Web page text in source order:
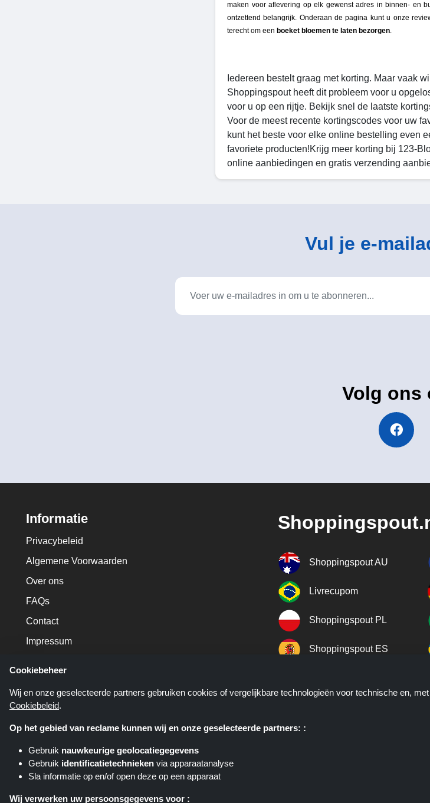
maken voor aflevering op elk gewenst adres in binnen- en
ontzettend belangrijk. Onderaan de pagina kunt u onze
terecht om een boeket bloemen te laten bezorgen.
Iedereen bestelt graag met korting. Maar vaak
Shoppingspout heeft dit probleem voor u
voor u op een rijtje. Bekijk snel de laatste
Voor de meest recente kortingscodes voor uw
kunt het beste voor elke online bestelling even
favoriete producten!Krijg meer korting bij 123-
online aanbiedingen en gratis verzending
Vul je e-
Volg ons
Informatie
Privacybeleid
Algemene Voorwaarden
Over ons
FAQs
Contact
Impressum
Shoppingspout AU
Livrecupom
Shoppingspout PL
Shoppingspout ES
Shoppingspout.nl is een website die u deals, kortingen en kortingscodes
Cookiebeheer
Wij en onze geselecteerde partners gebruiken cookies of vergelijkbare technologieën voor technische en,
Cookiebeleid.
Op het gebied van reclame kunnen wij en onze geselecteerde partners: :
Gebruik nauwkeurige geolocatiegegevens
Gebruik identificatietechnieken via apparaatanalyse
Sla informatie op en/of open deze op een apparaat
Wij verwerken uw persoonsgegevens voor :